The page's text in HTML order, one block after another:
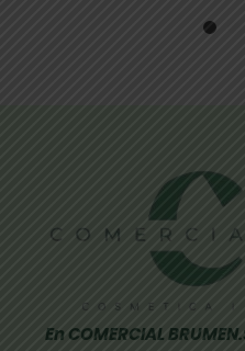
En COMERCIAL